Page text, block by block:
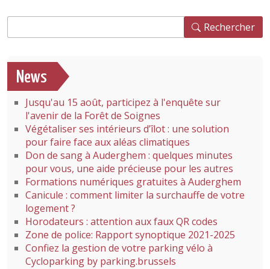
Rechercher
News
Jusqu'au 15 août, participez à l'enquête sur
l'avenir de la Forêt de Soignes
Végétaliser ses intérieurs d’îlot : une solution
pour faire face aux aléas climatiques
Don de sang à Auderghem : quelques minutes
pour vous, une aide précieuse pour les autres
Formations numériques gratuites à Auderghem
Canicule : comment limiter la surchauffe de votre
logement ?
Horodateurs : attention aux faux QR codes
Zone de police: Rapport synoptique 2021-2025
Confiez la gestion de votre parking vélo à
Cycloparking by parking.brussels